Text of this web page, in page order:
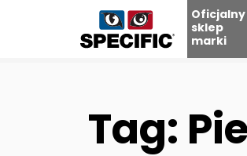
Oficjalny
sklep
marki
Tag: